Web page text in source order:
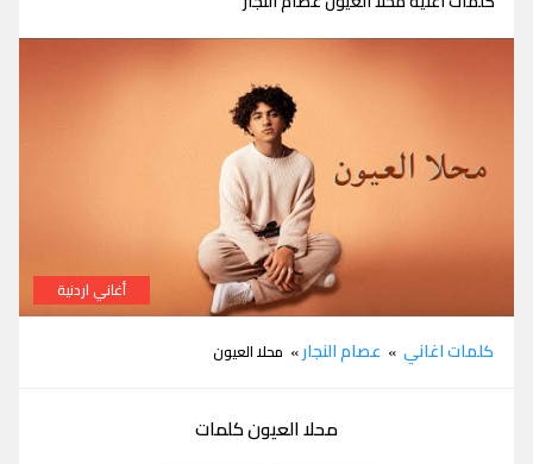
أغاني اردنية
كلمات اغاني » عصام النجار» محلا العيون
محلا العيون كلمات